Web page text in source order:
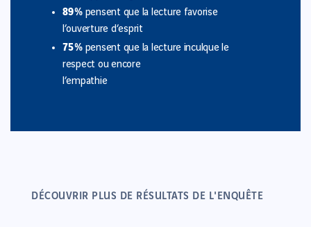
89 %pensent que la lecture favorise
l’ouverture d’esprit
75 %pensent que la lecture inculque le
respect ou encore
l’empathie
DÉCOUVRIR PLUS DE RÉSULTATS DE L'ENQUÊTE